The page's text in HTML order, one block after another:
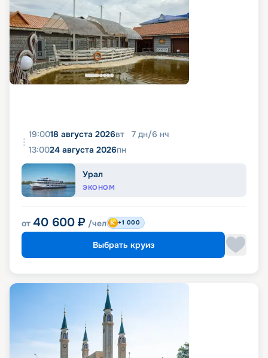
19:0018 августа 2026вт 7 дн/6 нч
13:0024 августа 2026пн
Урал
ЭКОНОМ
от 40 600 ₽ /чел +1 000
Выбрать круиз